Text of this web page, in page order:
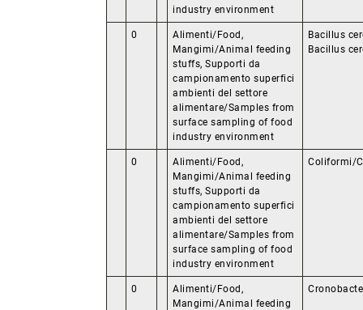
industry environment
0
Alimenti/Food,
Mangimi/Animal feeding
stuffs, Supporti da
campionamento superfici
ambienti del settore
alimentare/Samples from
surface sampling of food
industry environment
Bacillus
Bacillus
0
Alimenti/Food,
Mangimi/Animal feeding
stuffs, Supporti da
campionamento superfici
ambienti del settore
alimentare/Samples from
surface sampling of food
industry environment
Coliformi/
0
Alimenti/Food,
Mangimi/Animal feeding